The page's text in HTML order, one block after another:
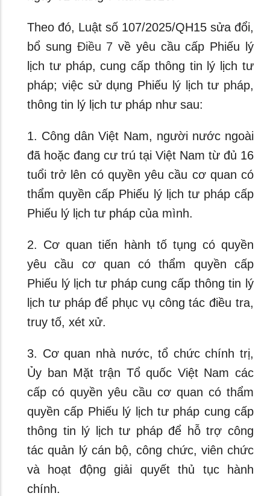
Theo đó, Luật số 107/2025/QH15 sửa đổi,
bổ sung Điều 7 về yêu cầu cấp Phiếu lý
lịch tư pháp, cung cấp thông tin lý lịch tư
pháp; việc sử dụng Phiếu lý lịch tư pháp,
thông tin lý lịch tư pháp như sau:
1. Công dân Việt Nam, người nước ngoài
đã hoặc đang cư trú tại Việt Nam từ đủ 16
tuổi trở lên có quyền yêu cầu cơ quan có
thẩm quyền cấp Phiếu lý lịch tư pháp cấp
Phiếu lý lịch tư pháp của mình.
2. Cơ quan tiến hành tố tụng có quyền
yêu cầu cơ quan có thẩm quyền cấp
Phiếu lý lịch tư pháp cung cấp thông tin lý
lịch tư pháp để phục vụ công tác điều tra,
truy tố, xét xử.
3. Cơ quan nhà nước, tổ chức chính trị,
Ủy ban Mặt trận Tổ quốc Việt Nam các
cấp có quyền yêu cầu cơ quan có thẩm
quyền cấp Phiếu lý lịch tư pháp cung cấp
thông tin lý lịch tư pháp để hỗ trợ công
tác quản lý cán bộ, công chức, viên chức
và hoạt động giải quyết thủ tục hành
chính.